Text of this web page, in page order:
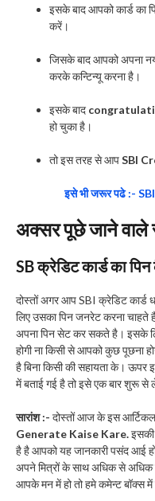
इसके बाद आपको कार्ड का
करें।
जिसके बाद आपको अपना
करके कन्टिन्यू करना है।
इसके बाद
हो चुका है।
तो इस तरह से आपSBI
इसे भी जरूर पढे :-
अक्सर पूछे जाने वाले
SB क्रेडिट कार्ड का
दोस्तों अगर आप SBI क्रेडिट
लिए उसका पिन जनरेट करना
अपना पिन सेट कर सकते है। इसके
होगी ना किसी से आपको कुछ पूछना
है बिना किसी की सहायता के। ऊपर
में बताई गई है तो इसे एक बार शुरू
सारांश :- दोस्तों आज के इस
Generate Kaise Kare.इसकी
है है आपको यह जानकारी पसंद आई
अपने मित्रों के साथ अधिक से
आपके मन में हो तो हमे कमेन्ट बॉक्स